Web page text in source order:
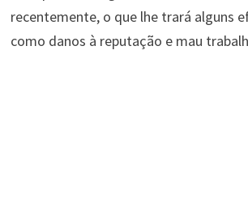
recentemente, o que lhe trará alguns
como danos à reputação e mau